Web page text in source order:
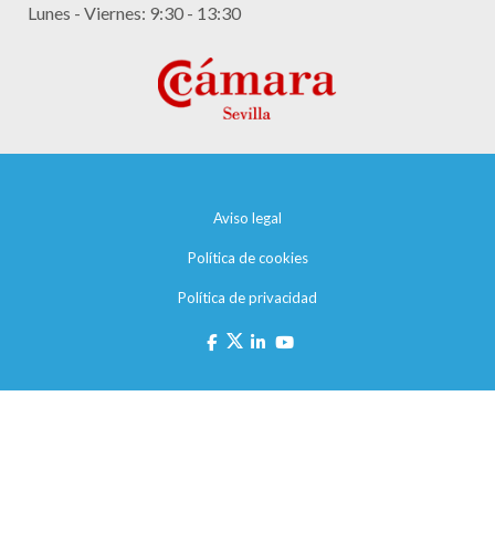
Lunes - Viernes: 9:30 - 13:30
Aviso legal
Política de cookies
Política de privacidad